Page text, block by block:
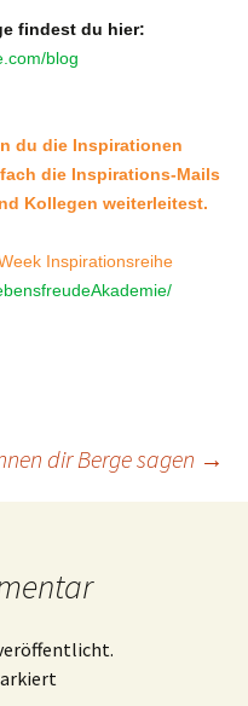
findest du hier:
blog
du die Inspirationen
die Inspirations-Mails
Kollegen weiterleitest.
Inspirationsreihe
dir Berge sagen →